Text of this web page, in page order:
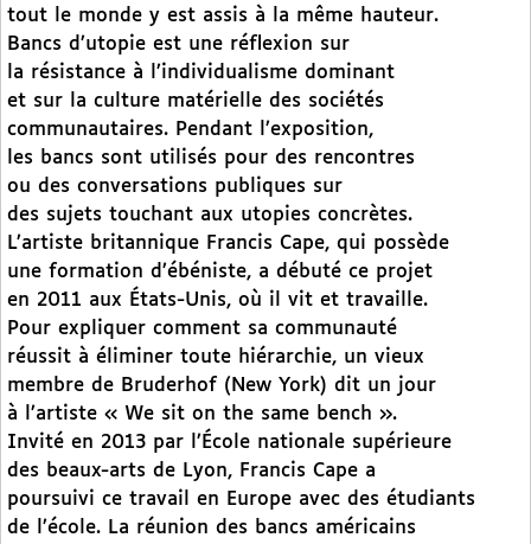
tout le monde y est assis à la même hauteur.
Bancs d’utopie est une réflexion sur
la résistance à l’individualisme dominant
et sur la culture matérielle des sociétés
communautaires. Pendant l’exposition,
les bancs sont utilisés pour des rencontres
ou des conversations publiques sur
des sujets touchant aux utopies concrètes.
L’artiste britannique Francis Cape, qui possède
une formation d’ébéniste, a débuté ce projet
en 2011 aux États-Unis, où il vit et travaille.
Pour expliquer comment sa communauté
réussit à éliminer toute hiérarchie, un vieux
membre de Bruderhof (New York) dit un jour
à l’artiste « We sit on the same bench ».
Invité en 2013 par l’École nationale supérieure
des beaux-arts de Lyon, Francis Cape a
poursuivi ce travail en Europe avec des étudiants
de l’école. La réunion des bancs américains